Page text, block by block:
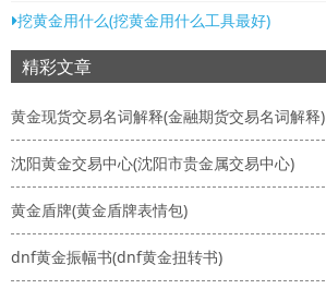
挖黄金用什么(挖黄金用什么工具最好)
精彩文章
黄金现货交易名词解释(金融期货交易名词解释)
沈阳黄金交易中心(沈阳市贵金属交易中心)
黄金盾牌(黄金盾牌表情包)
dnf黄金振幅书(dnf黄金扭转书)